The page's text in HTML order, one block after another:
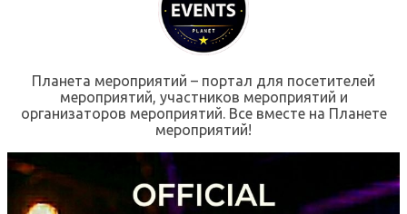
Планета мероприятий – портал для посетителей
мероприятий, участников мероприятий и
организаторов мероприятий. Все вместе на Планете
мероприятий!